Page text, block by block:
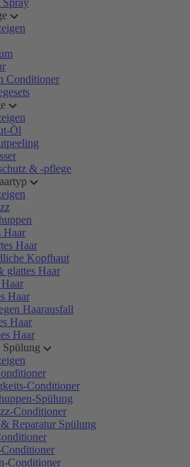
Spray
Conditioner
Öl
& -pflege
Haar
Haar
Kopfhaut
glattes Haar
Haar
Haarausfall
Haar
Haar
Conditioner
Spülung
Conditioner
Reparatur Spülung
Conditioner